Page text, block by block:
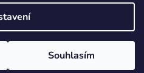
Souhlasím
PekneWeby